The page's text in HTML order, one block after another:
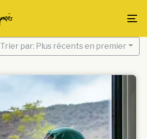
Trier par: Plus récents en premier